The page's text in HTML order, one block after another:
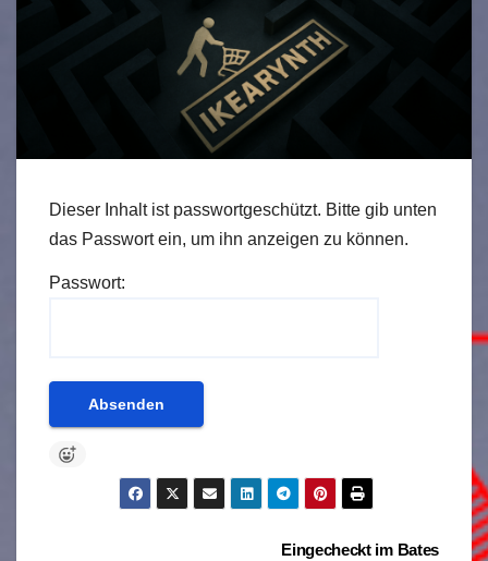
Dieser Inhalt ist passwortgeschützt. Bitte gib unten
das Passwort ein, um ihn anzeigen zu können.
Passwort:
Eingecheckt im Bates